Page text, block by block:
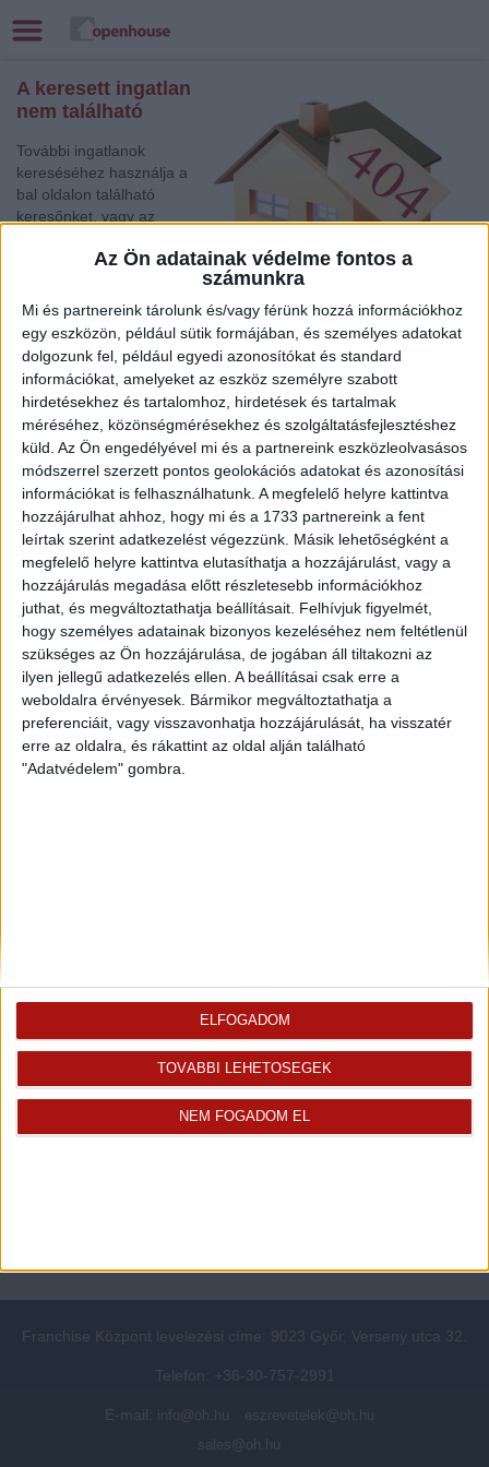
Az Ön adatainak védelme fontos a
számunkra
Mi és partnereink tárolunk és/vagy férünk hozzá információkhoz
egy eszközön, például sütik formájában, és személyes adatokat
dolgozunk fel, például egyedi azonosítókat és standard
információkat, amelyeket az eszköz személyre szabott
hirdetésekhez és tartalomhoz, hirdetések és tartalmak
méréséhez, közönségmérésekhez és szolgáltatásfejlesztéshez
küld. Az Ön engedélyével mi és a partnereink eszközleolvasásos
módszerrel szerzett pontos geolokációs adatokat és azonosítási
információkat is felhasználhatunk. A megfelelő helyre kattintva
hozzájárulhat ahhoz, hogy mi és a 1733 partnereink a fent
leírtak szerint adatkezelést végezzünk. Másik lehetőségként a
megfelelő helyre kattintva elutasíthatja a hozzájárulást, vagy a
hozzájárulás megadása előtt részletesebb információkhoz
juthat, és megváltoztathatja beállításait. Felhívjuk figyelmét,
hogy személyes adatainak bizonyos kezeléséhez nem feltétlenül
szükséges az Ön hozzájárulása, de jogában áll tiltakozni az
ilyen jellegű adatkezelés ellen. A beállításai csak erre a
weboldalra érvényesek. Bármikor megváltoztathatja a
preferenciáit, vagy visszavonhatja hozzájárulását, ha visszatér
erre az oldalra, és rákattint az oldal alján található
"Adatvédelem" gombra.
TOVÁBBI LEHETŐSÉGEK
NEM FOGADOM EL
ELFOGADOM
A keresett ingatlan
nem található
További ingatlanok
kereséséhez használja a
bal oldalon található
keresőnket, vagy az
Családi ház
Budaörs, Eladó Családi ház
Budapest V. Ker., Eladó Családi ház
Békéscsaba, Eladó Családi ház
Veszprém , Eladó Társasházi lakás
Szeged, Eladó Családi ház
Balatonlelle , Eladó Családi ház
Celldömölk , Eladó Családi ház
Eger , Eladó Társasházi lakás
Celldömölk, Eladó Társasházi lakás
Rólunk
A központ munkatársai
Elégedett ügyfeleink mondták
Értékbecslés
Energetikai tanúsítvány
CSR
Elérhetőségeink
Adatvédelmi beállítások
Franchise Központ levelezési címe: 9023 Győr, Verseny utca 32.
Telefon: +36-30-757-2991
E-mail: info@oh.hu
eszrevetelek@oh.hu
sales@oh.hu